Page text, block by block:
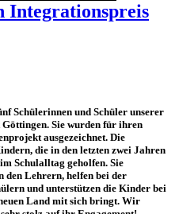
Integrationspreis
Schülerinnen und Schüler unserer
Sie wurden für ihren
ausgezeichnet. Die
die in den letzten zwei Jahren
Schulalltag geholfen. Sie
den Lehrern, helfen bei der
und unterstützen die Kinder bei
Land mit sich bringt. Wir